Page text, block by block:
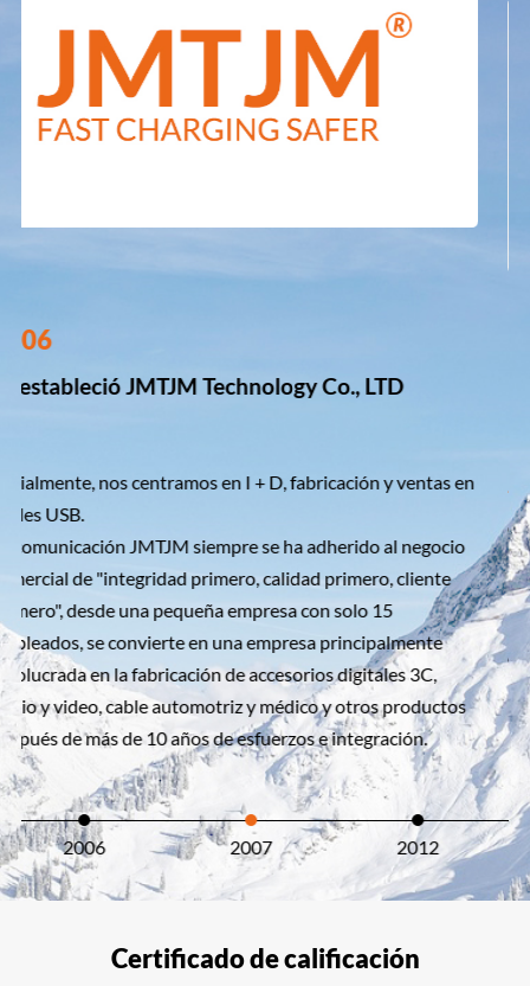
2007
Otorgó varios títulos honoríficos
Pasada en la certificación ISO 9001 e ISO 14001 Sistema de
calidad internacional, muestra que JMTJM alcanzó un mayor
nivel de control sobre la calidad del producto.
2007 2012 2013
Certificado de calificación